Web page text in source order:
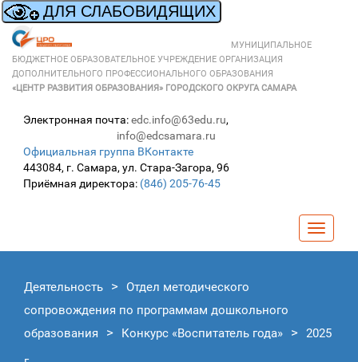
МУНИЦИПАЛЬНОЕ
БЮДЖЕТНОЕ ОБРАЗОВАТЕЛЬНОЕ УЧРЕЖДЕНИЕ ОРГАНИЗАЦИЯ
ДОПОЛНИТЕЛЬНОГО ПРОФЕССИОНАЛЬНОГО ОБРАЗОВАНИЯ
«ЦЕНТР РАЗВИТИЯ ОБРАЗОВАНИЯ» ГОРОДСКОГО ОКРУГА САМАРА
Электронная почта:edc.info@63edu.ru,
info@edcsamara.ru
Официальная группа ВКонтакте
443084, г. Самара, ул. Стара-Загора, 96
Приёмная директора: (846) 205-76-45
Деятельность
Отдел методического
сопровождения по программам дошкольного
образования
Конкурс «Воспитатель года»
2025